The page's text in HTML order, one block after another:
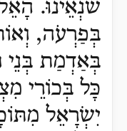
שׂנְאֵינוּ.
בְּפַרְעֹה,
בְּאַדְמַת בְּנֵי
כָּל בְּכוֹרֵי
יִשְׂרָאֵל